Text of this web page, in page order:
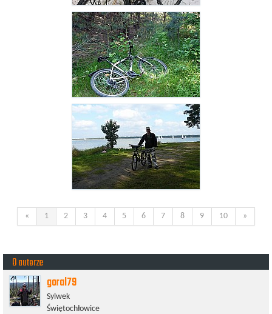
« 1 2 3 4 5 6 7 8 9 10 »
O autorze
goral79
Sylwek
Świętochłowice